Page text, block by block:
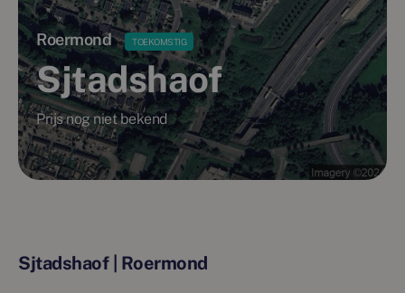
Roermond TOEKOMSTIG
Sjtadshaof
Prijs nog niet bekend
Sjtadshaof | Roermond